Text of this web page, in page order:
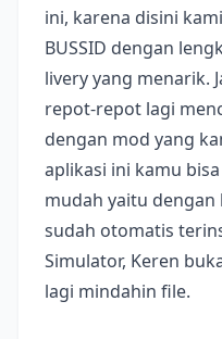
ini, karena disini
BUSSID dengan
livery yang menarik.
repot-repot lagi
dengan mod yang
aplikasi ini kamu
mudah yaitu dengan
sudah otomatis
Simulator, Keren
lagi mindahin file.